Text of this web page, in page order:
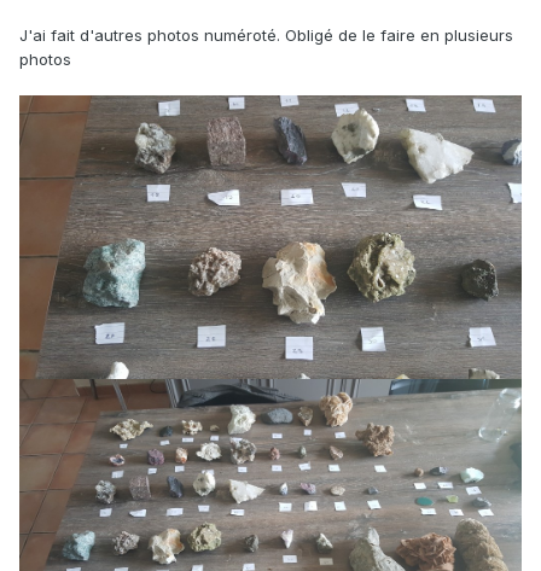
J'ai fait d'autres photos numéroté. Obligé de le faire en plusieurs
photos